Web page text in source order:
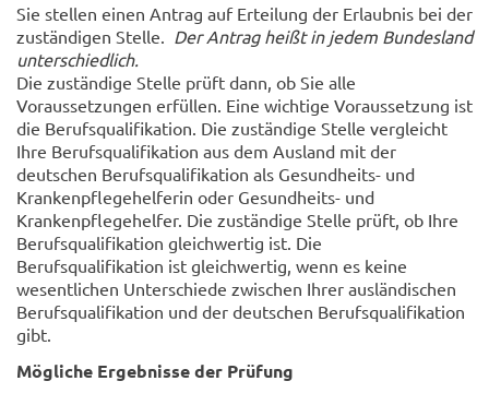
Sie stellen einen Antrag auf Erteilung der Erlaubnis bei der
zuständigen Stelle. Der Antrag heißt in jedem Bundesland
unterschiedlich.
Die zuständige Stelle prüft dann, ob Sie alle
Voraussetzungen erfüllen. Eine wichtige Voraussetzung ist
die Berufsqualifikation. Die zuständige Stelle vergleicht
Ihre Berufsqualifikation aus dem Ausland mit der
deutschen Berufsqualifikation als Gesundheits- und
Krankenpflegehelferin oder Gesundheits- und
Krankenpflegehelfer. Die zuständige Stelle prüft, ob Ihre
Berufsqualifikation gleichwertig ist. Die
Berufsqualifikation ist gleichwertig, wenn es keine
wesentlichen Unterschiede zwischen Ihrer ausländischen
Berufsqualifikation und der deutschen Berufsqualifikation
gibt.
Mögliche Ergebnisse der Prüfung